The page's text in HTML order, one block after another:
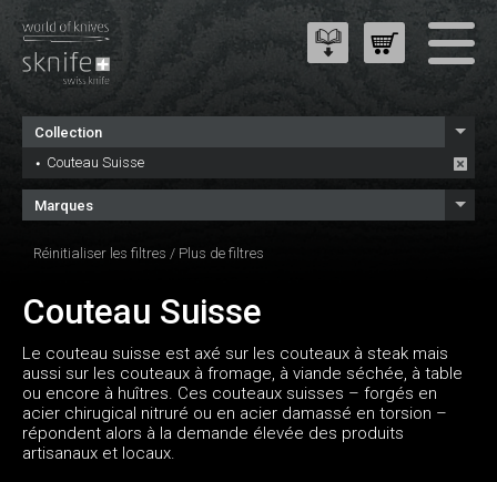
Collection
Couteau Suisse
Marques
Réinitialiser les filtres / Plus de filtres
Couteau Suisse
Le couteau suisse est axé sur les couteaux à steak mais
aussi sur les couteaux à fromage, à viande séchée, à table
ou encore à huîtres. Ces couteaux suisses – forgés en
acier chirugical nitruré ou en acier damassé en torsion –
répondent alors à la demande élevée des produits
artisanaux et locaux.